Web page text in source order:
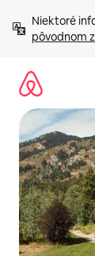
obsah.
Niektoré
pôvodnom